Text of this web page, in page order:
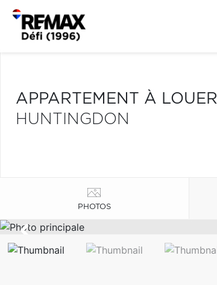
APPARTEMENT À LOUER
HUNTINGDON
PHOTOS